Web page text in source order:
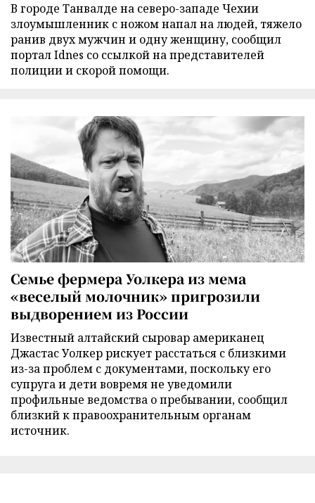
В городе Танвалде на северо-западе Чехии
злоумышленник с ножом напал на людей, тяжело
ранив двух мужчин и одну женщину, сообщил
портал Idnes со ссылкой на представителей
полиции и скорой помощи.
Семье фермера Уолкера из мема
«веселый молочник» пригрозили
выдворением из России
Известный алтайский сыровар американец
Джастас Уолкер рискует расстаться с близкими
из-за проблем с документами, поскольку его
супруга и дети вовремя не уведомили
профильные ведомства о пребывании, сообщил
близкий к правоохранительным органам
источник.